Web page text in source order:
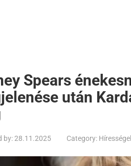
Spears
után
by:28.11.2025 Category: